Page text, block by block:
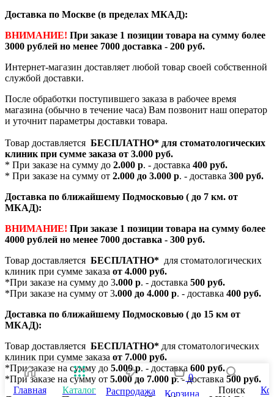
Доставка по Москве (в пределах МКАД):
ВНИМАНИЕ! При заказе 1 позиции товара на сумму более
3000 рублей но менее 7000 доставка - 200 руб.
Интернет-магазин доставляет любой товар своей собственной
службой доставки.
После обработки поступившего заказа в рабочее время
магазина (обычно в течение часа) Вам позвонит наш оператор
и уточнит параметры доставки товара.
Товар доставляется БЕСПЛАТНО* для стоматологических
клиник при сумме заказа от 3.000 руб.
* При заказе на сумму до 2.000 р. - доставка 400 руб.
* При заказе на сумму от 2.000 до 3.000 р. - доставка 300 руб.
Доставка по ближайшему Подмосковью ( до 7 км. от
МКАД):
ВНИМАНИЕ! При заказе 1 позиции товара на сумму более
4000 рублей но менее 7000 доставка - 300 руб.
Товар доставляется БЕСПЛАТНО* для стоматологических
клиник при сумме заказа от 4.000 руб.
*При заказе на сумму до 3.000 р. - доставка 500 руб.
*При заказе на сумму от 3.000 до 4.000 р. - доставка 400 руб.
Доставка по ближайшему Подмосковью ( до 15 км от
МКАД):
Товар доставляется БЕСПЛАТНО* для стоматологических
клиник при сумме заказа от 7.000 руб.
*При заказе на сумму до 5.000 р. - доставка 600 руб.
*При заказе на сумму от 5.000 до 7.000 р. - доставка 500 руб.
Главная Каталог Распродажа
0
Корзина
Поиск